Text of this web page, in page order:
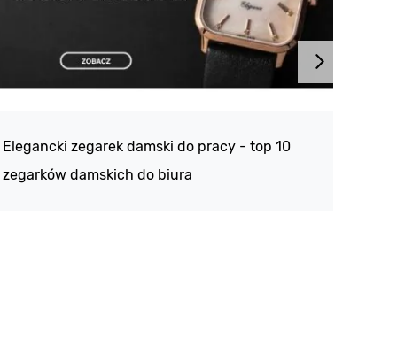
Elegancki zegarek damski do pracy - top 10
zegarków damskich do biura